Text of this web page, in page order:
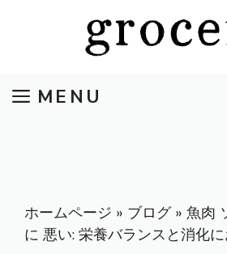
ツ
MENU
ホームページ » ブログ» 魚肉
に 悪い: 栄養バランスと消化